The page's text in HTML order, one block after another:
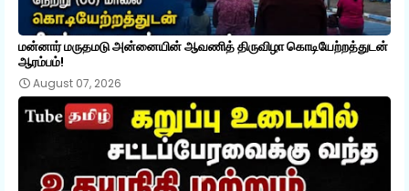
மன்னார் மருதமடு அன்னையின் ஆவணித் திருவிழா கொடியேற்றத்துடன்
ஆரம்பம்!
August 07, 2026